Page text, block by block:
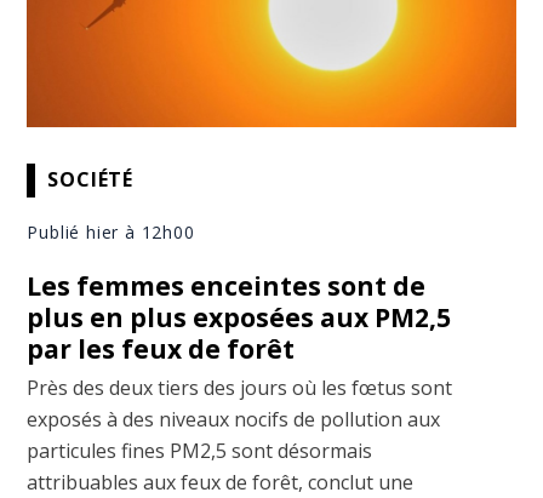
SOCIÉTÉ
Publié hier à 12h00
Les femmes enceintes sont de
plus en plus exposées aux PM2,5
par les feux de forêt
Près des deux tiers des jours où les fœtus sont
exposés à des niveaux nocifs de pollution aux
particules fines PM2,5 sont désormais
attribuables aux feux de forêt, conclut une